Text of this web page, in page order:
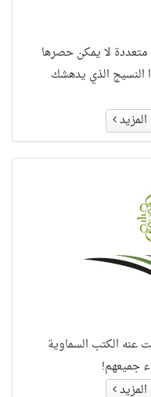
متعددة لا يمكن حصرها
النسيج الذي يدهشك
المزيد
عنه الكتب السماوية
جميعهم!
المزيد